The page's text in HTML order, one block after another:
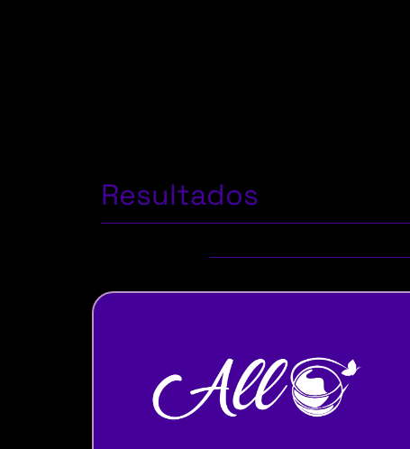
Resultados